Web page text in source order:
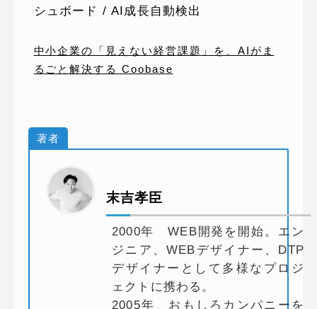
シュボード / AI成長自動検出
中小企業の「見えない経営課題」を、AIがま
るごと解決する Coobase
著者
末吉孝臣
2000年 WEB開発を開始。エン
ジニア、WEBデザイナー、DTP
デザイナーとして多様なプロジ
ェクトに携わる。
2005年 おもしろカンパニーを